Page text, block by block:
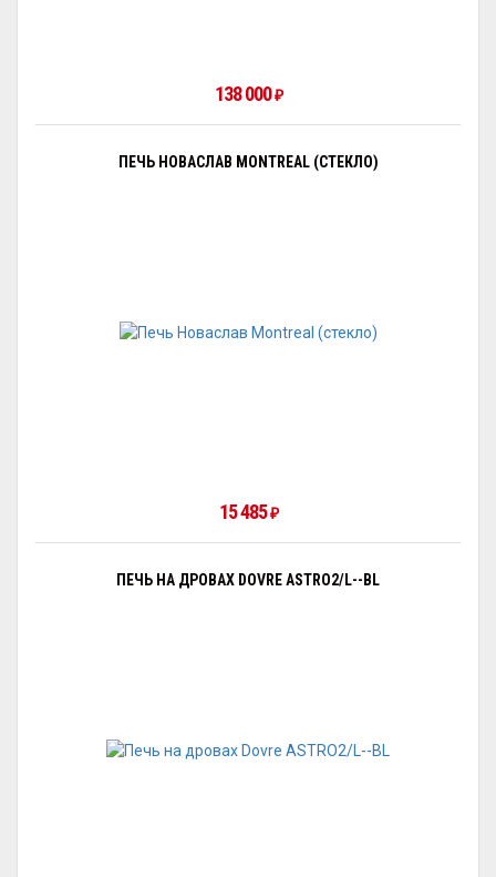
138 000₽
ПЕЧЬ НОВАСЛАВ MONTREAL (СТЕКЛО)
15 485₽
ПЕЧЬ НА ДРОВАХ DOVRE ASTRO2/L--BL